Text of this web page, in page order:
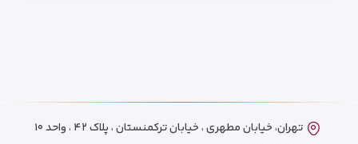
تهران، خیابان مطهری ، خیابان ترکمنستان ، پلاک ۴۲ ، واحد ۱۰